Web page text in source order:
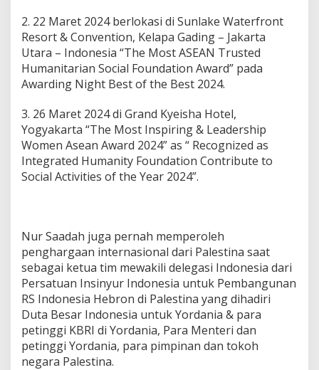
2. 22 Maret 2024 berlokasi di Sunlake Waterfront
Resort & Convention, Kelapa Gading – Jakarta
Utara – Indonesia “The Most ASEAN Trusted
Humanitarian Social Foundation Award” pada
Awarding Night Best of the Best 2024.
3. 26 Maret 2024 di Grand Kyeisha Hotel,
Yogyakarta “The Most Inspiring & Leadership
Women Asean Award 2024” as “ Recognized as
Integrated Humanity Foundation Contribute to
Social Activities of the Year 2024”.
Nur Saadah juga pernah memperoleh
penghargaan internasional dari Palestina saat
sebagai ketua tim mewakili delegasi Indonesia dari
Persatuan Insinyur Indonesia untuk Pembangunan
RS Indonesia Hebron di Palestina yang dihadiri
Duta Besar Indonesia untuk Yordania & para
petinggi KBRI di Yordania, Para Menteri dan
petinggi Yordania, para pimpinan dan tokoh
negara Palestina.